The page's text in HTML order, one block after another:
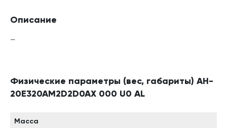
Описание
—
Физические параметры (вес, габариты) AH-
20E320AM2D2D0AX 000 U0 AL
Масса